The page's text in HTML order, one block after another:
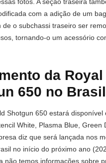
com a adição de um
de o subchassi traseiro ser
tornando-o um acessório
da
650 no Brasil
Shotgun 650 estará disponível
White, Plasma Blue, Green
diz que será lançada nos
no início do próximo ano
não temos informações sobre